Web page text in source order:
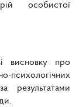
особистої
висновку про
психологічних
результатами